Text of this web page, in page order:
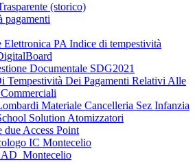
(storico)
pagamenti
Elettronica PA Indice di tempestività
Documentale SDG2021
Tempestività Dei Pagamenti Relativi Alle
Materiale Cancelleria Sez Infanzia
Solution Atomizzatori
due Access Point
IC Montecelio